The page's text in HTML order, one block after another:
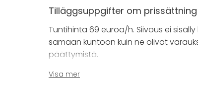
Tilläggsuppgifter om prissättning
Tuntihinta 69 euroa/h. Siivous ei
samaan kuntoon kuin ne olivat
päättymistä.
Tilan voi myös vuokrata pidempiä
Visa mer